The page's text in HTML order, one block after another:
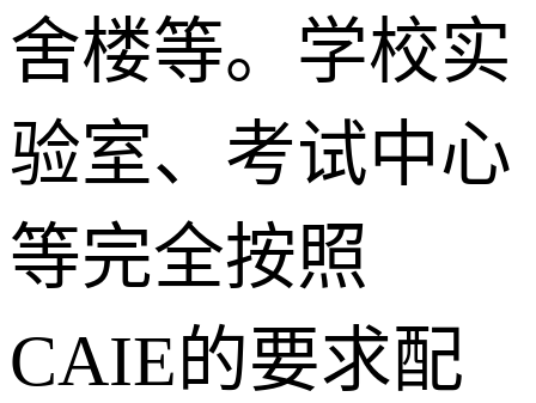
舍楼等。学校实
验室、考试中心
等完全按照
CAIE的要求配